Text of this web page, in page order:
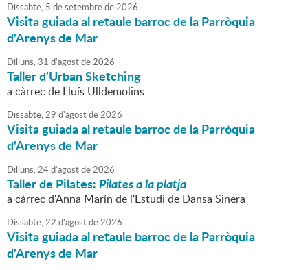
Dissabte, 5 desetembrede2026
Visita guiada al retaule barroc de la Parròquia
d'Arenys de Mar
Dilluns,31 d'agostde2026
Taller d'Urban Sketching
a càrrec de Lluís Ulldemolins
Dissabte,29 d'agostde2026
Visita guiada al retaule barroc de la Parròquia
d'Arenys de Mar
Dilluns,24d'agostde2026
Taller de Pilates:Pilates a la platja
a càrrec d'Anna Marín de l'Estudi de Dansa Sinera
Dissabte,22 d'agostde2026
Visita guiada al retaule barroc de la Parròquia
d'Arenys de Mar